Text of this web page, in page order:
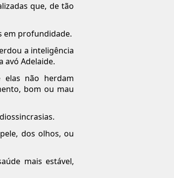
que, de tão
em profundidade.
a inteligência
avó Adelaide.
não herdam
bom ou mau
dos olhos, ou
mais estável,